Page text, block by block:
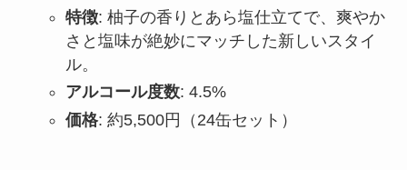
特徴: 柚子の香りとあら塩仕立てで、爽やか
さと塩味が絶妙にマッチした新しいスタイ
ル。
アルコール度数: 4.5%
価格: 約5,500円（24缶セット）